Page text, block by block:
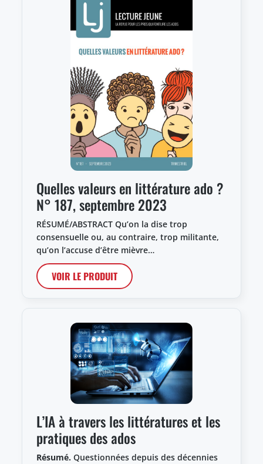
Quelles valeurs en littérature ado ?
N° 187, septembre 2023
RÉSUMÉ/ABSTRACT Qu’on la dise trop
consensuelle ou, au contraire, trop militante,
qu’on l’accuse d’être mièvre…
VOIR LE PRODUIT
L’IA à travers les littératures et les
pratiques des ados
Résumé. Questionnées depuis des décennies